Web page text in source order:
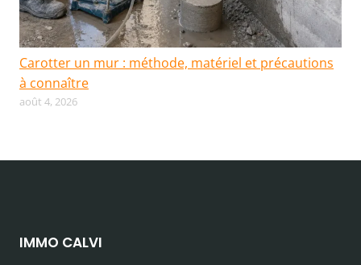
Carotter un mur : méthode, matériel et précautions
à connaître
août 4, 2026
IMMO CALVI